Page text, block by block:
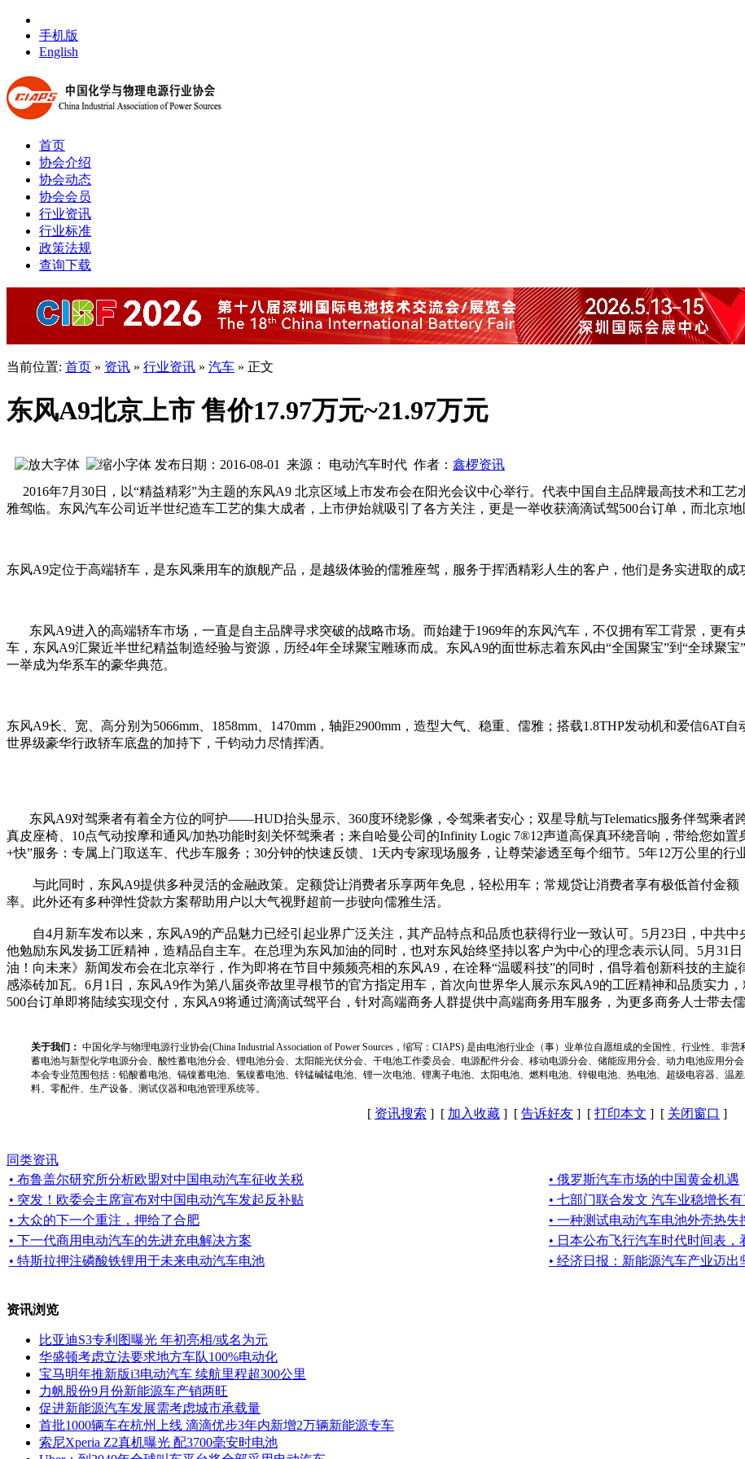
手机版
English
首页
协会介绍
协会动态
协会会员
行业资讯
行业标准
政策法规
查询下载
当前位置: 首页 » 资讯 » 行业资讯 » 汽车 » 正文
东风A9北京上市 售价17.97万元~21.97万元
发布日期：2016-08-01 来源： 电动汽车时代 作者： 鑫椤资讯
2016年7月30日，以“精益精彩”为主题的东风A9 北京区域上市发布会在阳光会议中心举行。代表中国自主品牌最高技术和工艺
雅驾临。东风汽车公司近半世纪造车工艺的集大成者，上市伊始就吸引了各方关注，更是一举收获滴滴试驾500台订单，而北京地
东风A9定位于高端轿车，是东风乘用车的旗舰产品，是越级体验的儒雅座驾，服务于挥洒精彩人生的客户，他们是务实进取的成
东风A9进入的高端轿车市场，一直是自主品牌寻求突破的战略市场。而始建于1969年的东风汽车，不仅拥有军工背景，更有
车，东风A9汇聚近半世纪精益制造经验与资源，历经4年全球聚宝雕琢而成。东风A9的面世标志着东风由“全国聚宝”到“全球聚
一举成为华系车的豪华典范。
东风A9长、宽、高分别为5066mm、1858mm、1470mm，轴距2900mm，造型大气、稳重、儒雅；搭载1.8THP发动机和爱信6AT
世界级豪华行政轿车底盘的加持下，千钧动力尽情挥洒。
东风A9对驾乘者有着全方位的呵护——HUD抬头显示、360度环绕影像，令驾乘者安心；双星导航与Telematics服务伴驾乘者
真皮座椅、10点气动按摩和通风/加热功能时刻关怀驾乘者；来自哈曼公司的Infinity Logic 7®12声道高保真环绕音响，带给您如
+快”服务：专属上门取送车、代步车服务；30分钟的快速反馈、1天内专家现场服务，让尊荣渗透至每个细节。5年12万公里的行
与此同时，东风A9提供多种灵活的金融政策。定额贷让消费者乐享两年免息，轻松用车；常规贷让消费者享有极低首付金额
率。此外还有多种弹性贷款方案帮助用户以大气视野超前一步驶向儒雅生活。
自4月新车发布以来，东风A9的产品魅力已经引起业界广泛关注，其产品特点和品质也获得行业一致认可。5月23日，中共中
他勉励东风发扬工匠精神，造精品自主车。在总理为东风加油的同时，也对东风始终坚持以客户为中心的理念表示认同。5月31
油！向未来》新闻发布会在北京举行，作为即将在节目中频频亮相的东风A9，在诠释“温暖科技”的同时，倡导着创新科技的主
感添砖加瓦。6月1日，东风A9作为第八届炎帝故里寻根节的官方指定用车，首次向世界华人展示东风A9的工匠精神和品质实力，
500台订单即将陆续实现交付，东风A9将通过滴滴试驾平台，针对高端商务人群提供中高端商务用车服务，为更多商务人士带去
关于我们： 中国化学与物理电源行业协会(China Industrial Association of Power Sources，缩写：CIAPS) 是由电池行业企（事）业单位自愿组成的全国性、行业性、非
蓄电池与新型化学电源分会、酸性蓄电池分会、锂电池分会、太阳能光伏分会、干电池工作委员会、电源配件分会、移动电源分会、储能应用分会、动力电池应用分
本会专业范围包括：铅酸蓄电池、镉镍蓄电池、氢镍蓄电池、锌锰碱锰电池、锂一次电池、锂离子电池、太阳电池、燃料电池、锌银电池、热电池、超级电容器、温
料、零配件、生产设备、测试仪器和电池管理系统等。
[ 资讯搜索 ] [ 加入收藏 ] [ 告诉好友 ] [ 打印本文 ] [ 关闭窗口 ]
同类资讯
• 布鲁盖尔研究所分析欧盟对中国电动汽车征收关税
• 俄罗斯汽车市场的中国黄金机遇
• 突发！欧委会主席宣布对中国电动汽车发起反补贴
• 七部门联合发文 汽车业稳增长
• 大众的下一个重注，押给了合肥
• 一种测试电动汽车电池外壳热失
• 下一代商用电动汽车的先进充电解决方案
• 日本公布飞行汽车时代时间表
• 特斯拉押注磷酸铁锂用于未来电动汽车电池
• 经济日报：新能源汽车产业迈出
资讯浏览
比亚迪S3专利图曝光 年初亮相/或名为元
华盛顿考虑立法要求地方车队100%电动化
宝马明年推新版i3电动汽车 续航里程超300公里
力帆股份9月份新能源车产销两旺
促进新能源汽车发展需考虑城市承载量
首批1000辆车在杭州上线 滴滴优步3年内新增2万辆新能源专车
索尼Xperia Z2真机曝光 配3700毫安时电池